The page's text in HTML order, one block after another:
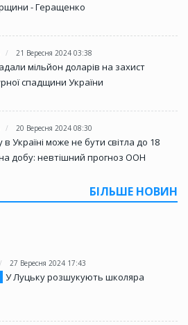
- Геращенко
21 Вересня 2024 03:38
мільйон доларів на захист
спадщини України
20 Вересня 2024 08:30
в Україні може не бути світла до 18
добу: невтішний прогноз ООН
БІЛЬШЕ НОВИН
27 Вересня 2024 17:43
У Луцьку розшукують школяра